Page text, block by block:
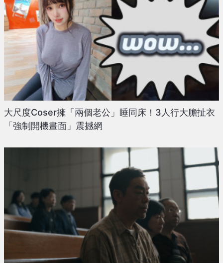
大尺度Coser擁「兩個老公」睡同床！3人行大膽扯衣
「強制開機畫面」震撼網